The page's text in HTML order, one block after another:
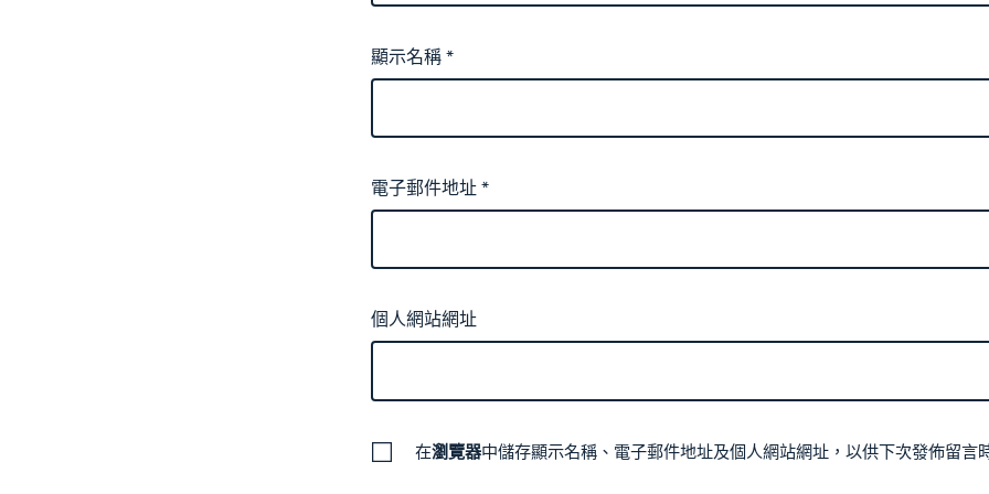
顯示名稱*
電子郵件地址*
個人網站網址
在瀏覽器中儲存顯示名稱、電子郵件地址及個人網站網址，以供下次發佈留言